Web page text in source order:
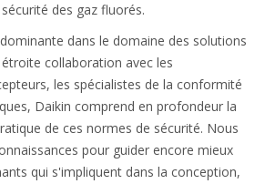
des gaz fluorés.
dans le domaine des solutions
collaboration avec les
les spécialistes de la conformité
Daikin comprend en profondeur la
de ces normes de sécurité. Nous
pour guider encore mieux
qui s'impliquent dans la conception,